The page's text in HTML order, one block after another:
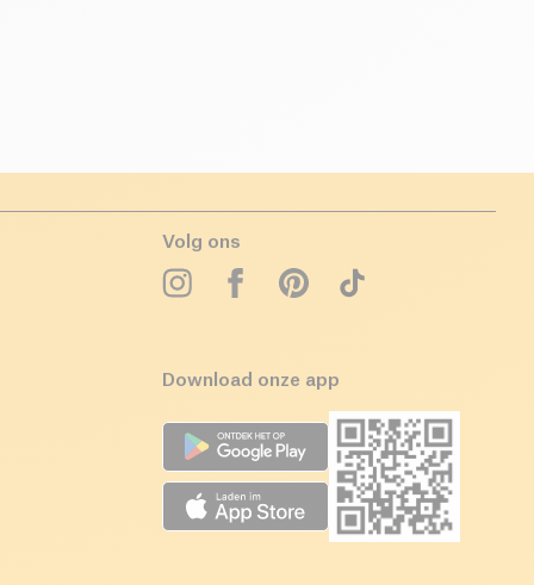
Volg ons
Download onze app